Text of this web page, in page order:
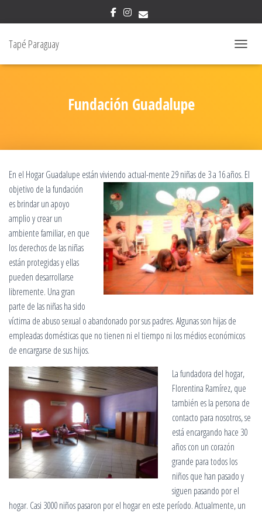
Tapé Paraguay
Fundación Guadalupe
En el Hogar Guadalupe están viviendo actual-mente 29 niñas de 3 a 16 años. El
objetivo de la fundación
es brindar un apoyo
amplio y crear un
ambiente familiar, en que
los derechos de las niñas
están protegidas y ellas
pueden desarrollarse
libremente. Una gran
parte de las niñas ha sido
víctima de abuso sexual o abandonado por sus padres. Algunas son hijas de
empleadas domésticas que no tienen ni el tiempo ni los médios económicos
de encargarse de sus hijos.
La fundadora del hogar,
Florentina Ramírez, que
también es la persona de
contacto para nosotros, se
está encargando hace 30
años con un corazón
grande para todos los
niños que han pasado y
siguen pasando por el
hogar. Casi 3000 niños pasaron por el hogar en este período. Actualmente, un